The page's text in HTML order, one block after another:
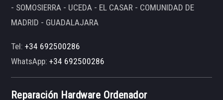
- SOMOSIERRA - UCEDA - EL CASAR - COMUNIDAD DE
MADRID - GUADALAJARA
Tel:+34 692500286
WhatsApp:+34 692500286
Reparación Hardware Ordenador